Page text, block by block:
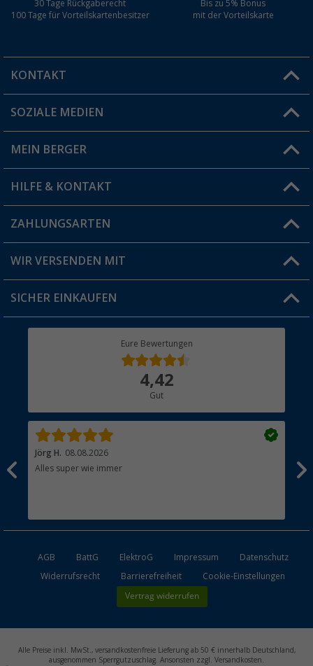
30 Tage Rückgaberecht
100 Tage für Vorteilskartenbesitzer
Bis zu 5% Bonus
mit der Vorteilskarte
KONTAKT
Du hast eine Frage?
Filiale finden
SOZIALE MEDIEN
MEIN BERGER
Vorteilskarte
Blog
Jobs & Karriere
HILFE & KONTAKT
FAQ & Kontakt
Versandinformationen
Rücksendung
ZAHLUNGSARTEN
WIR VERSENDEN MIT
SICHER EINKAUFEN
Eure Bewertungen
4,42
Gut
Jörg H. 08.08.2026
Alles super wie immer
AGB BattG ElektroG Impressum
Datenschutz
Widerrufsrecht
Barrierefreiheit Cookie-Einstellungen
Vertrag widerrufen
Alle Preise inkl. MwSt., versandkostenfreie Lieferung ab 50 € innerhalb Deutschland,
ausgenommen Sperrgutzuschlag. Ansonsten zzgl. Versandkosten.